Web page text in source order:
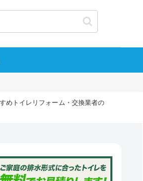
めトイレリフォーム・交換業者の